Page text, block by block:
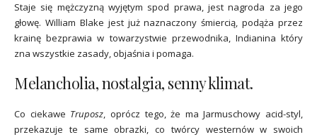
Staje się mężczyzną wyjętym spod prawa, jest nagroda za jego
głowę. William Blake jest już naznaczony śmiercią, podąża przez
krainę bezprawia w towarzystwie przewodnika, Indianina który
zna wszystkie zasady, objaśnia i pomaga.
Melancholia, nostalgia, senny klimat.
Co ciekawe Truposz, oprócz tego, że ma Jarmuschowy acid-styl,
przekazuje te same obrazki, co twórcy westernów w swoich